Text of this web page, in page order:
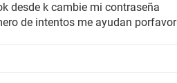
desde k cambie mi contraseña
de intentos me ayudan porfavor